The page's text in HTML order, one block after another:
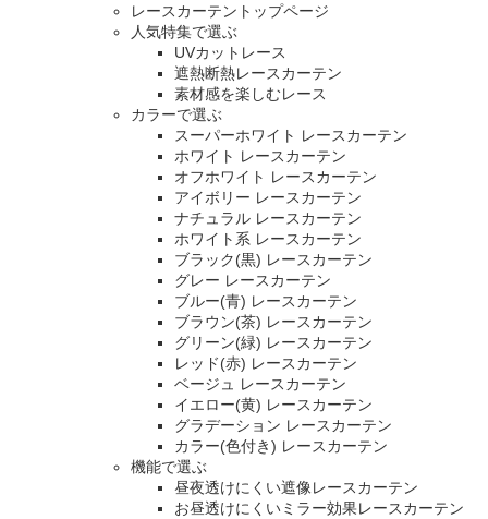
レースカーテントップページ
人気特集で選ぶ
UVカットレース
遮熱断熱レースカーテン
素材感を楽しむレース
カラーで選ぶ
スーパーホワイト レースカーテン
ホワイト レースカーテン
オフホワイト レースカーテン
アイボリー レースカーテン
ナチュラル レースカーテン
ホワイト系 レースカーテン
ブラック(黒) レースカーテン
グレー レースカーテン
ブルー(青) レースカーテン
ブラウン(茶) レースカーテン
グリーン(緑) レースカーテン
レッド(赤) レースカーテン
ベージュ レースカーテン
イエロー(黄) レースカーテン
グラデーション レースカーテン
カラー(色付き) レースカーテン
機能で選ぶ
昼夜透けにくい遮像レースカーテン
お昼透けにくいミラー効果レースカーテン